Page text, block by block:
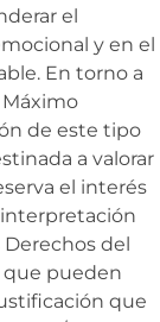
el
y en el
En torno a
de este tipo
a valorar
el interés
Derechos del
que pueden
que